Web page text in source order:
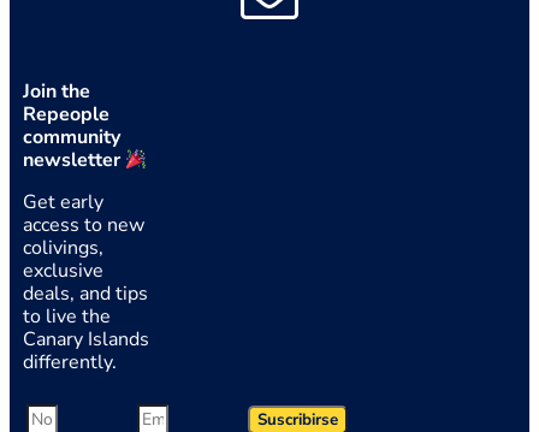
Join the
Repeople
community
newsletter
Get early
access to new
colivings,
exclusive
deals, and tips
to live the
Canary Islands
differently.
Suscribirse